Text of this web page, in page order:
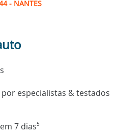
- NANTES
especialistas & testados
7 dias5